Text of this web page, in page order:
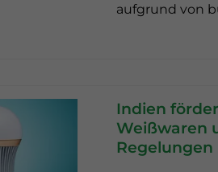
aufgrund von
Indien
Weißwaren
Regelungen